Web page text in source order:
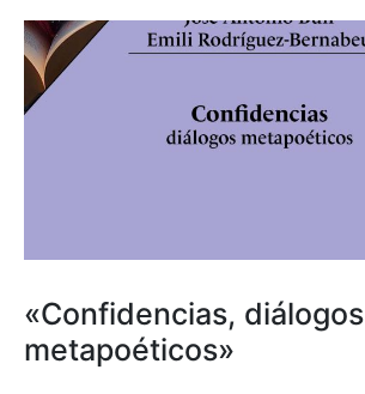
«Confidencias, diálogos
metapoéticos»